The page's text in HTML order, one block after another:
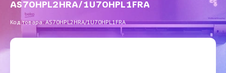
AS70HPL2HRA/1U70HPL1FRA
Код товара: AS70HPL2HRA/1U70HPL1FRA